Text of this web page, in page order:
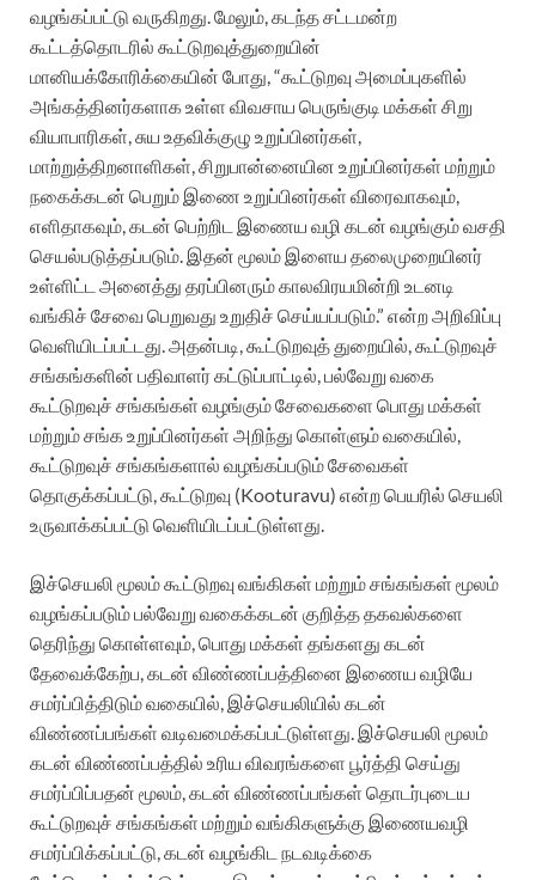
வழங்கப்பட்டு வருகிறது. மேலும், கடந்த சட்டமன்ற
கூட்டத்தொடரில் கூட்டுறவுத்துறையின்
மானியக்கோரிக்கையின் போது, “கூட்டுறவு அமைப்புகளில்
அங்கத்தினர்களாக உள்ள விவசாய பெருங்குடி மக்கள் சிறு
வியாபாரிகள், சுய உதவிக்குழு உறுப்பினர்கள்,
மாற்றுத்திறனாளிகள், சிறுபான்னையின உறுப்பினர்கள் மற்றும்
நகைக்கடன் பெறும் இணை உறுப்பினர்கள் விரைவாகவும்,
எளிதாகவும், கடன் பெற்றிட இணைய வழி கடன் வழங்கும் வசதி
செயல்படுத்தப்படும். இதன் மூலம் இளைய தலைமுறையினர்
உள்ளிட்ட அனைத்து தரப்பினரும் காலவிரயமின்றி உடனடி
வங்கிச் சேவை பெறுவது உறுதிச் செய்யப்படும்.” என்ற அறிவிப்பு
வெளியிடப்பட்டது. அதன்படி, கூட்டுறவுத் துறையில், கூட்டுறவுச்
சங்கங்களின் பதிவாளர் கட்டுப்பாட்டில், பல்வேறு வகை
கூட்டுறவுச் சங்கங்கள் வழங்கும் சேவைகளை பொது மக்கள்
மற்றும் சங்க உறுப்பினர்கள் அறிந்து கொள்ளும் வகையில்,
கூட்டுறவுச் சங்கங்களால் வழங்கப்படும் சேவைகள்
தொகுக்கப்பட்டு, கூட்டுறவு (Kooturavu) என்ற பெயரில் செயலி
உருவாக்கப்பட்டு வெளியிடப்பட்டுள்ளது.
இச்செயலி மூலம் கூட்டுறவு வங்கிகள் மற்றும் சங்கங்கள் மூலம்
வழங்கப்படும் பல்வேறு வகைக்கடன் குறித்த தகவல்களை
தெரிந்து கொள்ளவும், பொது மக்கள் தங்களது கடன்
தேவைக்கேற்ப, கடன் விண்ணப்பத்தினை இணைய வழியே
சமர்ப்பித்திடும் வகையில், இச்செயலியில் கடன்
விண்ணப்பங்கள் வடிவமைக்கப்பட்டுள்ளது. இச்செயலி மூலம்
கடன் விண்ணப்பத்தில் உரிய விவரங்களை பூர்த்தி செய்து
சமர்ப்பிப்பதன் மூலம், கடன் விண்ணப்பங்கள் தொடர்புடைய
கூட்டுறவுச் சங்கங்கள் மற்றும் வங்கிகளுக்கு இணையவழி
சமர்ப்பிக்கப்பட்டு, கடன் வழங்கிட நடவடிக்கை